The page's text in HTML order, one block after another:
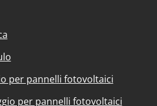
per pannelli fotovoltaici
per pannelli fotovoltaici